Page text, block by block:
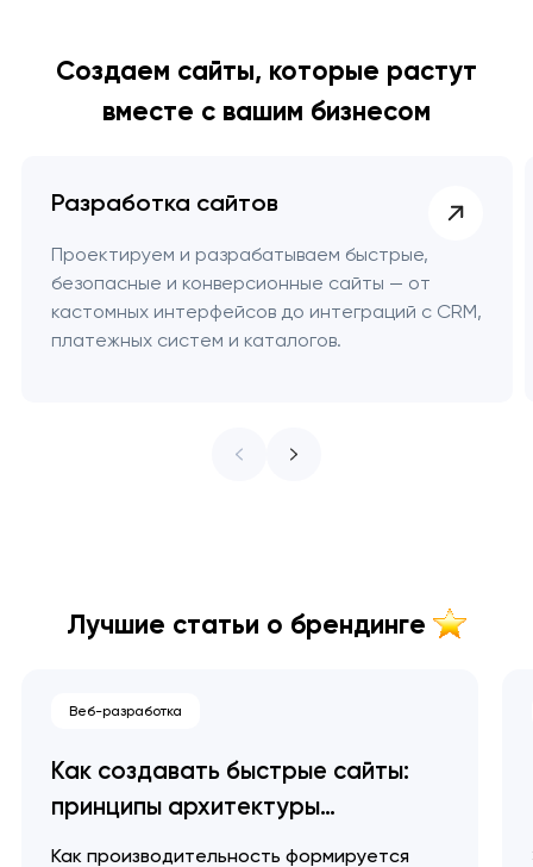
Создаем сайты, которые растут
вместе с вашим бизнесом
Разработка сайтов
Проектируем и разрабатываем быстрые,
безопасные и конверсионные сайты — от
кастомных интерфейсов до интеграций с CRM,
платежных систем и каталогов.
Лучшие статьи о брендинге
Веб-разработка
Как создавать быстрые сайты:
принципы архитектуры
Как производительность формируется